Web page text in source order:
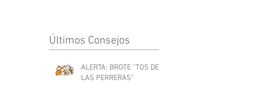
Últimos Consejos
ALERTA: BROTE "TOS DE
LAS PERRERAS"